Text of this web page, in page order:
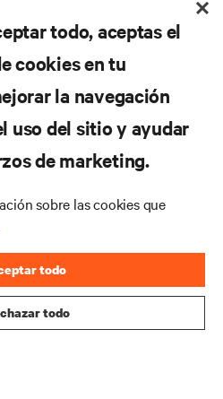
todo, aceptas el
cookies en tu
la navegación
uso del sitio y ayudar
de marketing.
sobre las cookies que
todo
todo